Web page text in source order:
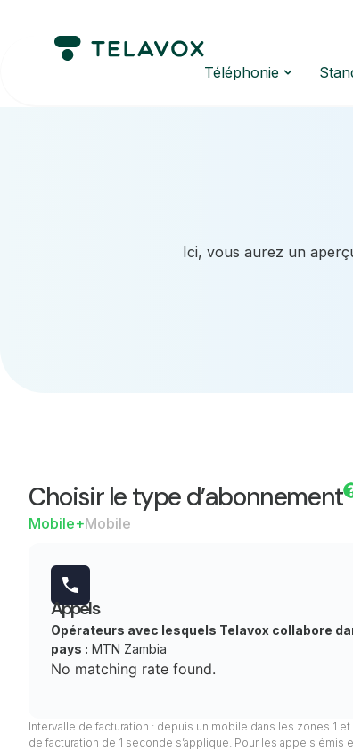
Téléphonie
Ici, vous aurez un
Choisir le type d’abonnement
Mobile+Mobile
Appels
Opérateurs avec lesquels Telavox collabore
pays : MTN Zambia
No matching rate found.
Intervalle de facturation : depuis un mobile dans les zones 1
de facturation de 1 seconde s’applique. Pour les appels